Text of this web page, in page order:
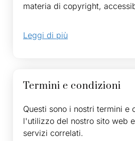
materia di copyright,
Leggi di più
Termini e condizioni
Questi sono i nostri termini e
l'utilizzo del nostro sito web
servizi correlati.